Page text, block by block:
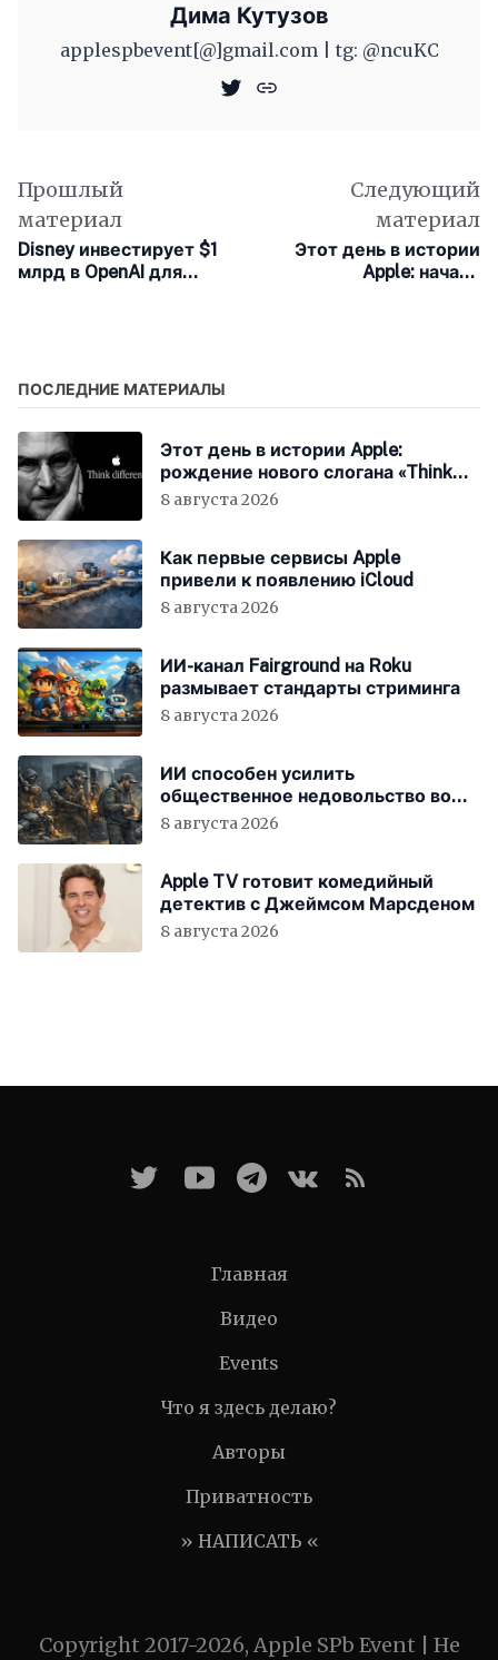
Дима Кутузов
applespbevent[@]gmail.com | tg: @ncuKC
Прошлый
материал
Disney инвестирует $1
млрд в OpenAI для
Следующий
материал
Этот день в истории
Apple: начато
ПОСЛЕДНИЕ МАТЕРИАЛЫ
Этот день в истории Apple:
рождение нового слогана «Think
Different»
8 августа 2026
Как первые сервисы Apple
привели к появлению iCloud
8 августа 2026
ИИ-канал Fairground на Roku
размывает стандарты стриминга
8 августа 2026
ИИ способен усилить
общественное недовольство во
всём мире
8 августа 2026
Apple TV готовит комедийный
детектив с Джеймсом Марсденом
8 августа 2026
Главная
Видео
Events
Что я здесь делаю?
Авторы
Приватность
» НАПИСАТЬ «
Copyright 2017-2026, Apple SPb Event | Не